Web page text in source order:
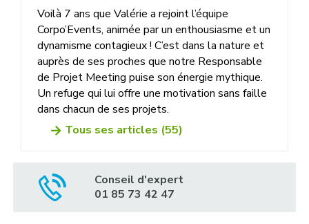
Voilà 7 ans que Valérie a rejoint l’équipe
Corpo’Events, animée par un enthousiasme et un
dynamisme contagieux ! C’est dans la nature et
auprès de ses proches que notre Responsable
de Projet Meeting puise son énergie mythique.
Un refuge qui lui offre une motivation sans faille
dans chacun de ses projets.
Tous ses articles (55)
Conseil d'expert
01 85 73 42 47